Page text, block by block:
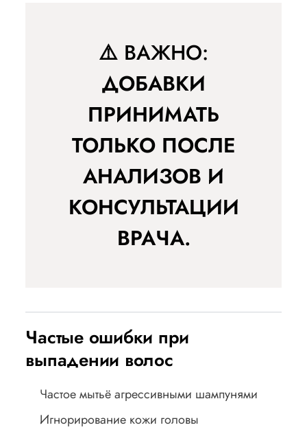
⚠️ ВАЖНО:
ДОБАВКИ
ПРИНИМАТЬ
ТОЛЬКО ПОСЛЕ
АНАЛИЗОВ И
КОНСУЛЬТАЦИИ
ВРАЧА.
Частые ошибки при
выпадении волос
Частое мытьё агрессивными шампунями
Игнорирование кожи головы